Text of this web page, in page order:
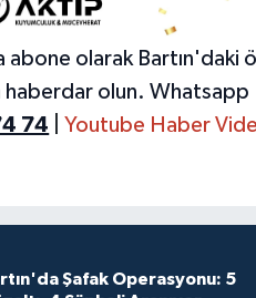
abone olarak Bartın'daki
haberdar olun. Whatsapp
74 |Youtube Haber
Şafak Operasyonu: 5